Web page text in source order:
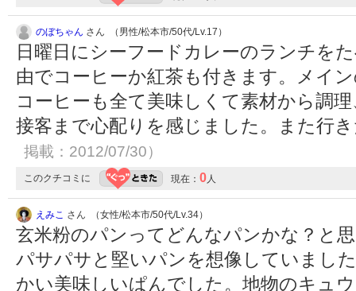
のぼちゃん さん （男性/松本市/50代/Lv.17）
日曜日にシーフードカレーのランチを
由でコーヒーか紅茶も付きます。メイ
コーヒーも全て美味しくて素材から調
接客まで心配りを感じました。また行
掲載：2012/07/30）
このクチコミに 現在： 0人
えみこ さん （女性/松本市/50代/Lv.34）
玄米粉のパンってどんなパンかな？と
パサパサと堅いパンを想像していまし
かい美味しいぱんでした。地物のキュ